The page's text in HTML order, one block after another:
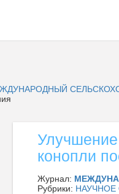
конопли
Журнал:
Рубрики: